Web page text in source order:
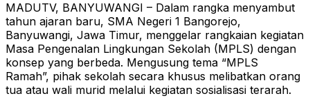
​MADUTV, BANYUWANGI – Dalam rangka menyambut
tahun ajaran baru, SMA Negeri 1 Bangorejo,
Banyuwangi, Jawa Timur, menggelar rangkaian kegiatan
Masa Pengenalan Lingkungan Sekolah (MPLS) dengan
konsep yang berbeda. Mengusung tema “MPLS
Ramah”, pihak sekolah secara khusus melibatkan orang
tua atau wali murid melalui kegiatan sosialisasi terarah.